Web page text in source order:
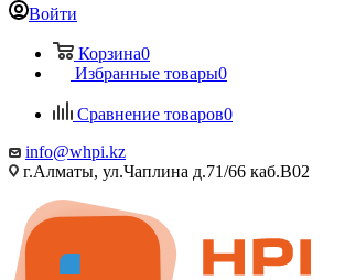
Войти
Корзина0
Избранные товары0
Сравнение товаров0
info@whpi.kz
г.Алматы, ул.Чаплина д.71/66 каб.B02